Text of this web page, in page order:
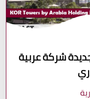
شركة عربية